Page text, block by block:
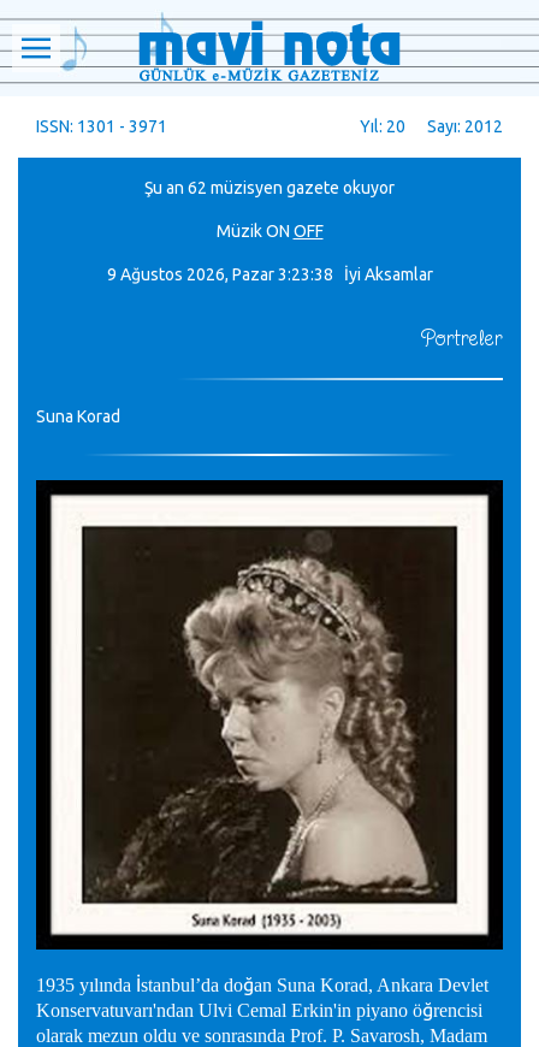
ISSN: 1301 - 3971 Yıl: 20 Sayı: 2012
Şu an 62 müzisyen gazete okuyor
MüzikON OFF
9 Ağustos 2026, Pazar 3:23:38 İyi Aksamlar
Portreler
Suna Korad
1935 yılında İstanbul’da doğan Suna Korad, Ankara Devlet
Konservatuvarı'ndan Ulvi Cemal Erkin'in piyano öğrencisi
olarak mezun oldu ve sonrasında Prof. P. Savarosh, Madam